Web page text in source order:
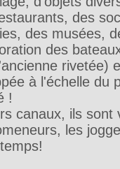
des
des musées,
des
rivetée)
à l'échelle du
!
canaux, ils sont
les